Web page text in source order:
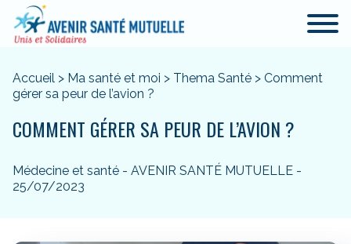
Accueil > Ma santé et moi > Thema Santé > Comment
gérer sa peur de l’avion ?
COMMENT GÉRER SA PEUR DE L’AVION ?
Médecine et santé - AVENIR SANTÉ MUTUELLE -
25/07/2023